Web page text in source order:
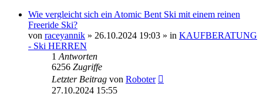
Wie vergleicht sich ein Atomic Bent Ski mit einem reinen
Freeride Ski?
von raceyannik » 26.10.2024 19:03 » in KAUFBERATUNG
- Ski HERREN
1 Antworten
6256 Zugriffe
Letzter Beitrag von Roboter
27.10.2024 15:55